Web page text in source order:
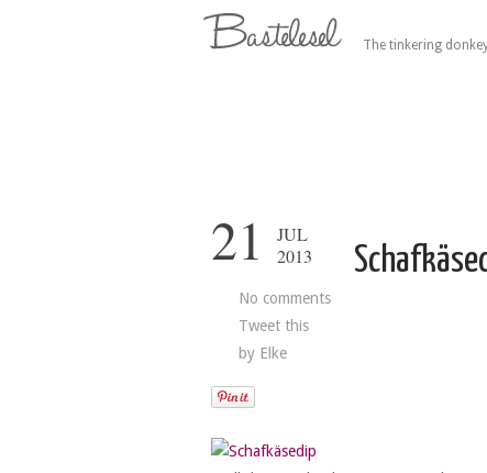
The tinkering
21
JUL
2013
No comments
Tweet this
by Elke